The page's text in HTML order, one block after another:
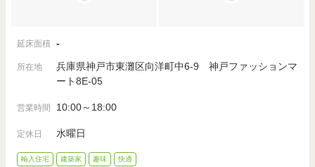
延床面積 -
所在地
兵庫県神戸市東灘区向洋町中6-9 神戸ファッションマ
ート8E-05
営業時間 10:00～18:00
定休日 水曜日
輸入住宅 建築家 趣味 快適